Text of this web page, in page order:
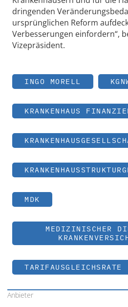
dringenden
ursprünglichen Reform
Verbesserungen einfordern“,
Vizepräsident.
INGO MORELL
KRANKENHAUS
MDK
MEDIZINISCHER
TARIFAUSGLEICHSRATE
Anbieter